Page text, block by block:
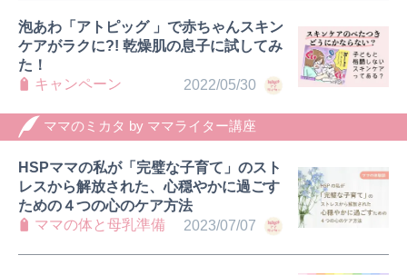
2022/05/30
泡あわ「アトピッグ 」で赤ちゃんスキン
ケアがラクに?! 乾燥肌の息子に試してみ
た！
キャンペーン
ママのミカタ by ママライター講座
2023/07/07
HSPママの私が「完璧な子育て」のスト
レスから解放された、心穏やかに過ごす
ための４つの心のケア方法
ママの体と母乳準備